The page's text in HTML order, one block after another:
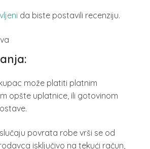
da biste postavili recenziju.
može platiti platnim
opšte uplatnice, ili gotovinom
povrata robe vrši se od
isključivo na tekući račun,